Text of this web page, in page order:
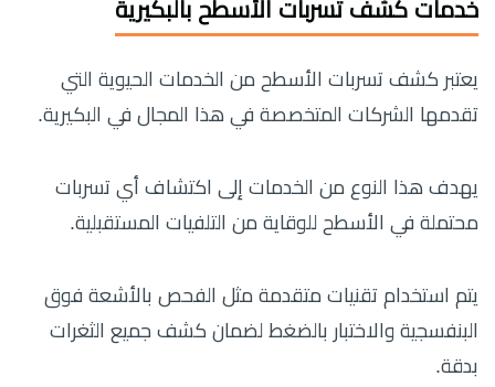
خدمات كشف تسربات الأسطح بالبكيرية
يعتبر كشف تسربات الأسطح من الخدمات الحيوية التي
تقدمها الشركات المتخصصة في هذا المجال في البكيرية.
يهدف هذا النوع من الخدمات إلى اكتشاف أي تسربات
محتملة في الأسطح للوقاية من التلفيات المستقبلية.
يتم استخدام تقنيات متقدمة مثل الفحص بالأشعة فوق
البنفسجية والاختبار بالضغط لضمان كشف جميع الثغرات
بدقة.